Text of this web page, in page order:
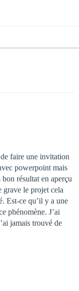
faire une invitation
powerpoint mais
résultat en aperçu
grave le projet cela
Est-ce qu’il y a une
phénomène. J’ai
jamais trouvé de